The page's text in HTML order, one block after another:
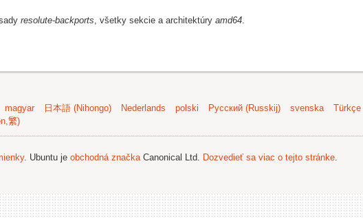
resolute-backports, všetky sekcie a architektúry amd64.
magyar 日本語 (Nihongo) Nederlands polski Русский (Russkij) svenska
Türkçe
繁)
. Ubuntu je obchodná značkaCanonical Ltd. Dozvedieť sa viac o tejto stránke.